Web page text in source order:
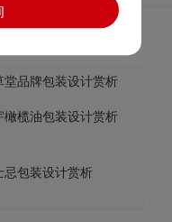
堂品牌包装设计赏析
橄榄油包装设计赏析
忌包装设计赏析